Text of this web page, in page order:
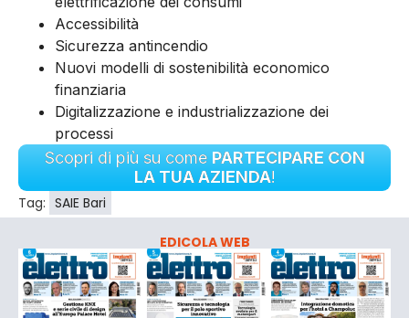
Accessibilità
Sicurezza antincendio
Nuovi modelli di sostenibilità economico
finanziaria
Digitalizzazione e industrializzazione dei
processi
Scopri di più su come PARTECIPARE CON
LA TUA AZIENDA!
Tag: SAIE Bari
EDICOLA WEB